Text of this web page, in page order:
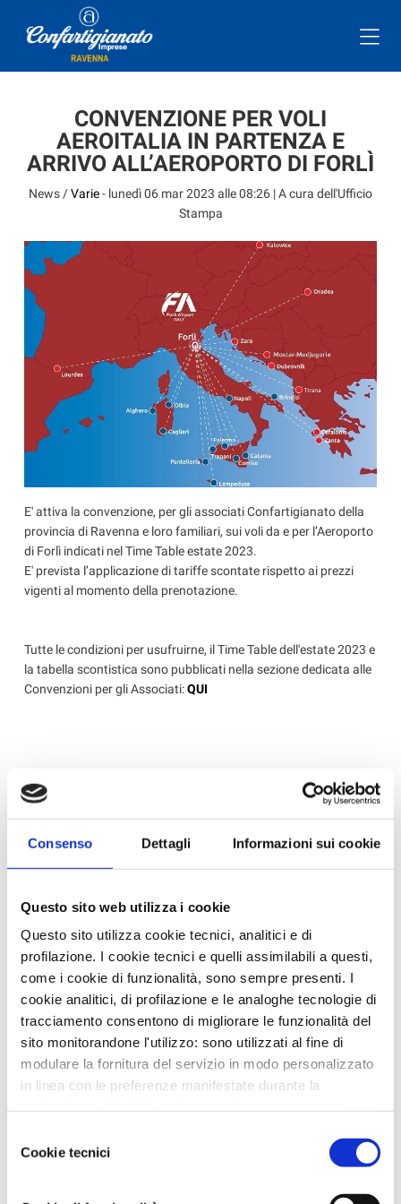
Consenso Dettagli Informazioni sui cookie
Questo sito web utilizza i cookie
Questo sito utilizza cookie tecnici, analitici e di
profilazione. I cookie tecnici e quelli assimilabili a questi,
come i cookie di funzionalità, sono sempre presenti. I
cookie analitici, di profilazione e le analoghe tecnologie di
tracciamento consentono di migliorare le funzionalità del
sito monitorandone l'utilizzo: sono utilizzati al fine di
modulare la fornitura del servizio in modo personalizzato
in linea con le preferenze manifestate durante la
consenso. Per acconsentire all'utilizzo di tutti questi
differenziare le preferenze e negare il consenso cliccare
delCookie tecnici
CONVENZIONE PER VOLI
AEROITALIA IN PARTENZA E
ARRIVO ALL’AEROPORTO DI FORLÌ
News /Varie- lunedì 06 mar 2023 alle 08:26 | A cura dell'Ufficio
Stampa
E' attiva la convenzione, per gli associati Confartigianato della
provincia di Ravenna e loro familiari, sui voli da e per l’Aeroporto
di Forlì indicati nel Time Table estate 2023.
E' prevista l’applicazione di tariffe scontate rispetto ai prezzi
vigenti al momento della prenotazione.
Tutte le condizioni per usufruirne, il Time Table dell'estate 2023 e
la tabella scontistica sono pubblicati nella sezione dedicata alle
Convenzioni per gli Associati:QUI
News in Primo Piano
GIUGNO/LUGLIO/AGOSTO 2026 IN ...
- CONFARTIGIANATO IMPRESE RAVENNA E WELFARE
GROUP INSIEME PER UN BENESSE...
- CAAF CONFARTIGIANATO: ASSISTENZA QUALIFICATA
E SERVIZI DI QUALITÀ PER...
- DA CONFARTIGIANATO, SE HAI MENO DI 25 ANNI, LA
DICHIARAZIONE DEI REDDI...
- LA TUA AZIENDA E' DAVVERO SOSTENIBILE?...
Altre Varie
- AZIENDEPIÙ 3/2026 (FASCICOLO NR. 128) -